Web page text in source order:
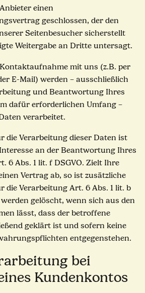
einen
geschlossen, der den
Seitenbesucher sicherstellt
Weitergabe an Dritte untersagt.
mit uns (z.B. per
E-Mail) werden – ausschließlich
und Beantwortung Ihres
dafür erforderlichen Umfang –
verarbeitet.
die Verarbeitung dieser Daten ist
an der Beantwortung Ihres
6 Abs. 1 lit. f DSGVO. Zielt Ihre
Vertrag ab, so ist zusätzliche
die Verarbeitung Art. 6 Abs. 1 lit. b
gelöscht, wenn sich aus den
lässt, dass der betroffene
geklärt ist und sofern keine
entgegenstehen.
bei
Kundenkontos